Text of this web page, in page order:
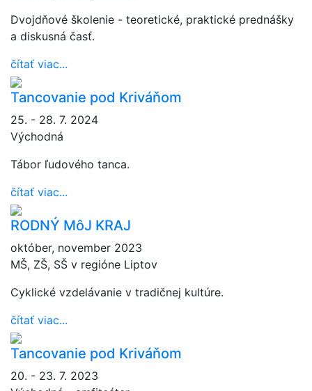
Dvojdňové školenie - teoretické, praktické prednášky
a diskusná časť.
čítať viac...
Tancovanie pod Kriváňom
25. - 28. 7. 2024
Východná
Tábor ľudového tanca.
čítať viac...
RODNÝ MôJ KRAJ
október, november 2023
MŠ, ZŠ, SŠ v regióne Liptov
Cyklické vzdelávanie v tradičnej kultúre.
čítať viac...
Tancovanie pod Kriváňom
20. - 23. 7. 2023